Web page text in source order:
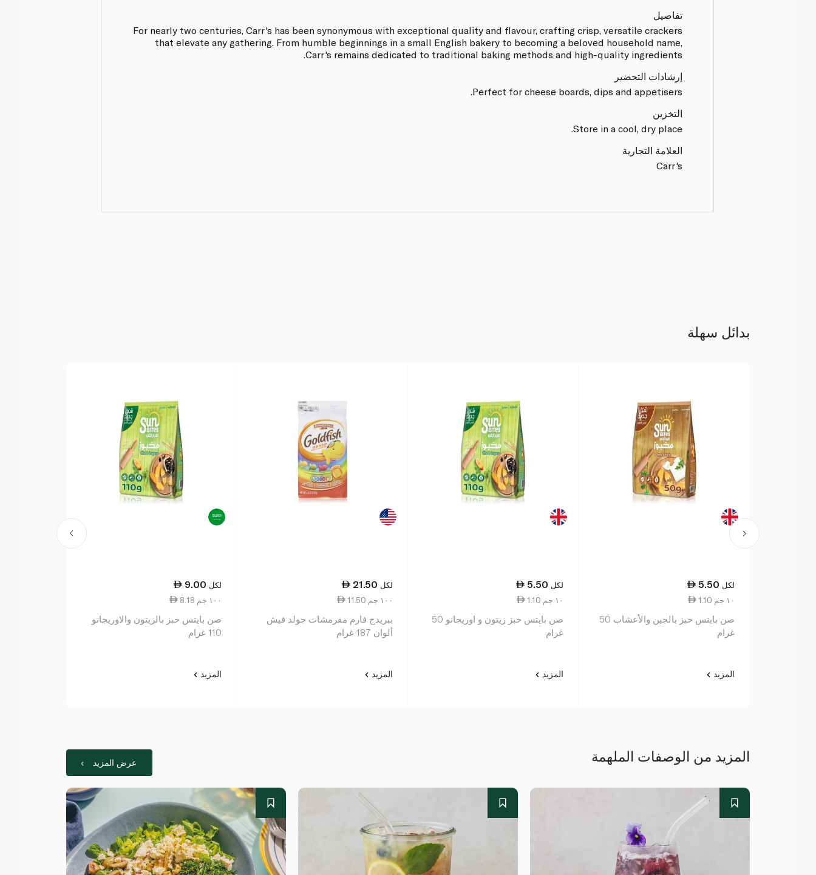
تفاصيل
For nearly two centuries, Carr's has been synonymous with exceptional quality and flavour, crafting crisp, versatile crackers
that elevate any gathering. From humble beginnings in a small English bakery to becoming a beloved household name,
Carr's remains dedicated to traditional baking methods and high-quality ingredients.
إرشادات التحضير
Perfect for cheese boards, dips and appetisers.
التخزين
Store in a cool, dry place.
العلامة التجارية
Carr's
بدائل سهلة
5.50 لكل
1.10 ١٠ جم
صن بايتس خبز بالجبن والأعشاب 50
غرام
المزيد
5.50 لكل
1.10 ١٠ جم
صن بايتس خبز زيتون و اوريجانو 50
غرام
المزيد
21.50 لكل
11.50 ١٠٠ جم
ببريدج فارم مقرمشات جولد فيش
ألوان 187 غرام
المزيد
9.00 لكل
8.18 ١٠٠ جم
صن بايتس خبز بالزيتون والاوريجانو
110 غرام
المزيد
المزيد من الوصفات الملهمة عرض المزيد